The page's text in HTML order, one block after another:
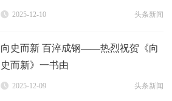
2025-12-10 头条新闻
向史而新 百淬成钢——热烈祝贺《向
史而新》一书由
2025-12-09 头条新闻